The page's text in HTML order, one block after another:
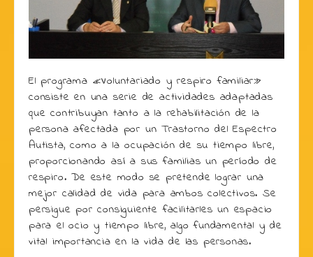
El programa «Voluntariado y respiro familiar»
consiste en una serie de actividades adaptadas
que contribuyan tanto a la rehabilitación de la
persona afectada por un Trastorno del Espectro
Autista, como a la ocupación de su tiempo libre,
proporcionando así a sus familias un período de
respiro. De este modo se pretende lograr una
mejor calidad de vida para ambos colectivos. Se
persigue por consiguiente facilitarles un espacio
para el ocio y tiempo libre, algo fundamental y de
vital importancia en la vida de las personas.